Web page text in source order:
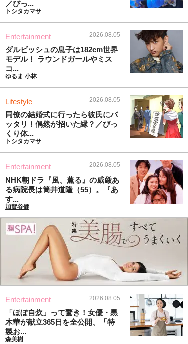
／びっ...
トシタカマサ
Entertainment 2026.08.05
ダルビッシュの息子は182cm世界
モデル！ ラウンドガールやミス
コ...
ゆるま 小林
Lifestyle 2026.08.05
同僚の結婚式に行ったら彼氏にバ
ッタリ！偶然が招いた縁？／びっ
くり体...
トシタカマサ
Entertainment 2026.08.05
NHK朝ドラ『風、薫る』の威厳あ
る病院長は筒井道隆（55）。『あ
す...
加賀谷健
Entertainment 2026.08.05
「ほぼ自炊」って驚き！女優・黒
木華が献立365日を全公開、「特
製お...
森美樹